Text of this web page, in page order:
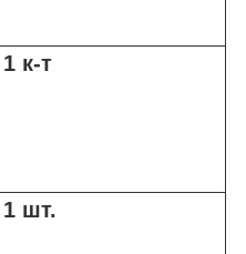
1 к-т
1 шт.